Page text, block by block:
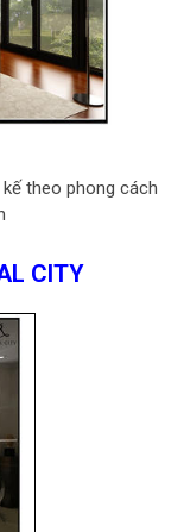
theo phong cách
CITY